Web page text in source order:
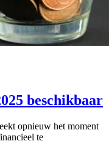
beschikbaar
opnieuw het moment
te